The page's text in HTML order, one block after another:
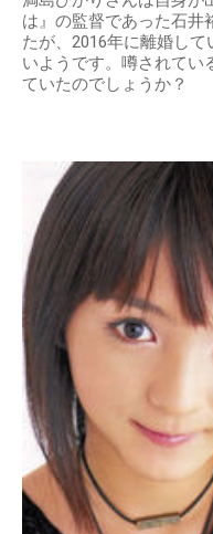
は』の監督であった石井
たが、2016年に離婚し
いようです。噂されてい
ていたのでしょうか？